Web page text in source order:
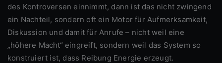
des Kontroversen einnimmt, dann ist das nicht zwingend
ein Nachteil, sondern oft ein Motor für Aufmerksamkeit,
Diskussion und damit für Anrufe – nicht weil eine
„höhere Macht“ eingreift, sondern weil das System so
konstruiert ist, dass Reibung Energie erzeugt.